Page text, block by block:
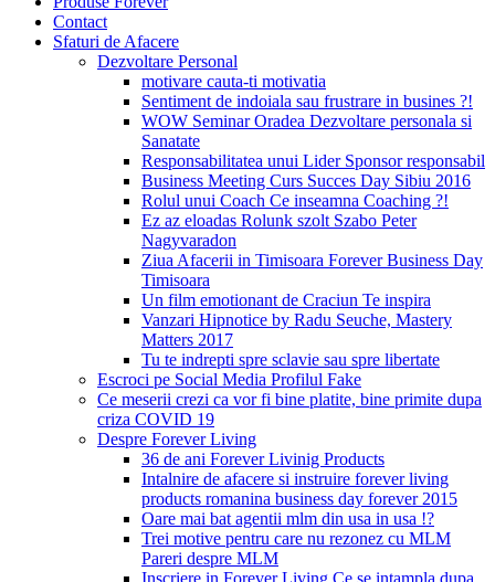
Contact
Sfaturi de Afacere
Dezvoltare Personal
motivare cauta-ti motivatia
Sentiment de indoiala sau frustrare in busines ?!
WOW Seminar Oradea Dezvoltare personala si
Sanatate
Responsabilitatea unui Lider Sponsor responsabil
Business Meeting Curs Succes Day Sibiu 2016
Rolul unui Coach Ce inseamna Coaching ?!
Ez az eloadas Rolunk szolt Szabo Peter
Nagyvaradon
Ziua Afacerii in Timisoara Forever Business Day
Timisoara
Un film emotionant de Craciun Te inspira
Vanzari Hipnotice by Radu Seuche, Mastery
Matters 2017
Tu te indrepti spre sclavie sau spre libertate
Escroci pe Social Media Profilul Fake
Ce meserii crezi ca vor fi bine platite, bine primite dupa
criza COVID 19
Despre Forever Living
36 de ani Forever Livinig Products
Intalnire de afacere si instruire forever living
products romanina business day forever 2015
Oare mai bat agentii mlm din usa in usa !?
Trei motive pentru care nu rezonez cu MLM
Pareri despre MLM
Inscriere in Forever Living Ce se intampla dupa